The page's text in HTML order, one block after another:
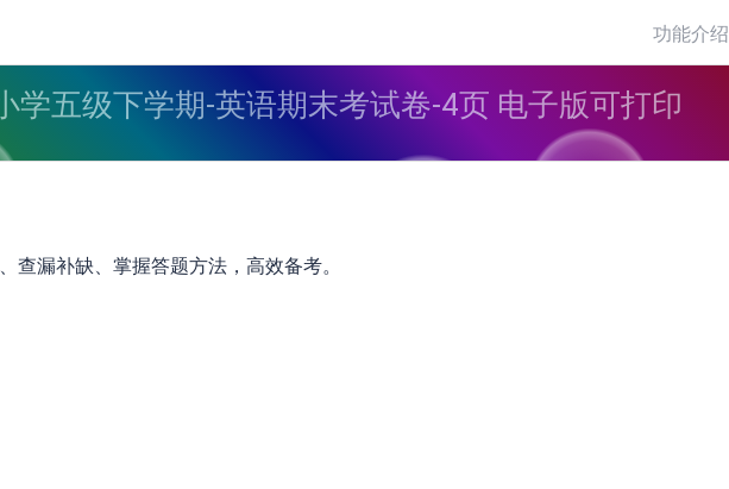
功能介绍
学五级下学期-英语期末考试卷-4页 电子版可打印
查漏补缺、掌握答题方法，高效备考。